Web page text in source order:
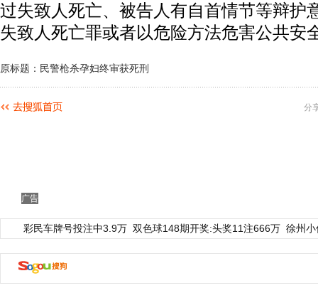
过失致人死亡、被告人有自首情节等辩护
失致人死亡罪或者以危险方法危害公共安
原标题：民警枪杀孕妇终审获死刑
分
广告
彩民车牌号投注中3.9万 双色球148期开奖:头奖11注666万 徐州